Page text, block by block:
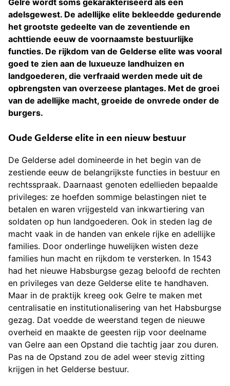
Gelre wordt soms gekarakteriseerd als een
adelsgewest. De adellijke elite bekleedde gedurende
het grootste gedeelte van de zeventiende en
achttiende eeuw de voornaamste bestuurlijke
functies. De rijkdom van de Gelderse elite was vooral
goed te zien aan de luxueuze landhuizen en
landgoederen, die verfraaid werden mede uit de
opbrengsten van overzeese plantages. Met de groei
van de adellijke macht, groeide de onvrede onder de
burgers.
Oude Gelderse elite in een nieuw bestuur
De Gelderse adel domineerde in het begin van de
zestiende eeuw de belangrijkste functies in bestuur en
rechtsspraak. Daarnaast genoten edellieden bepaalde
privileges: ze hoefden sommige belastingen niet te
betalen en waren vrijgesteld van inkwartiering van
soldaten op hun landgoederen. Ook in steden lag de
macht vaak in de handen van enkele rijke en adellijke
families. Door onderlinge huwelijken wisten deze
families hun macht en rijkdom te versterken. In 1543
had het nieuwe Habsburgse gezag beloofd de rechten
en privileges van deze Gelderse elite te handhaven.
Maar in de praktijk kreeg ook Gelre te maken met
centralisatie en institutionalisering van het Habsburgse
gezag. Dat voedde de weerstand tegen de nieuwe
overheid en maakte de geesten rijp voor deelname
van Gelre aan een Opstand die tachtig jaar zou duren.
Pas na de Opstand zou de adel weer stevig zitting
krijgen in het Gelderse bestuur.